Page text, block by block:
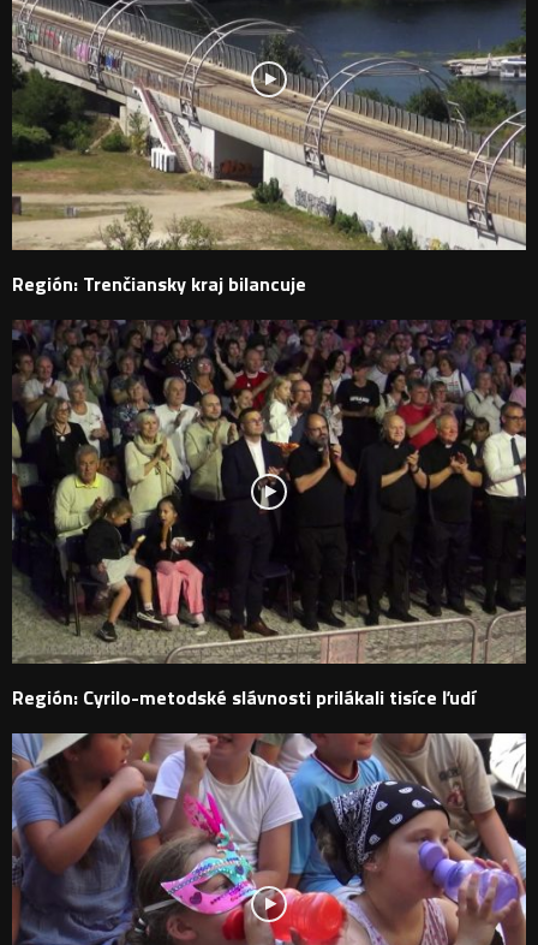
Región: Trenčiansky kraj bilancuje
Región: Cyrilo-metodské slávnosti prilákali tisíce ľudí